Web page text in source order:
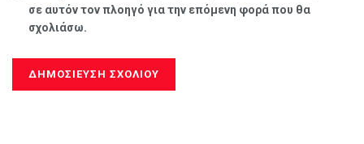
σε αυτόν τον πλοηγό για την επόμενη φορά που θα
σχολιάσω.